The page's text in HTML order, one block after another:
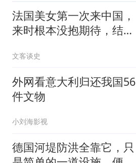
法国美女第一次来中国，
来时根本没抱期待，结果
文客谈史
外网看意大利归还我国56
件文物
小刘海影视
德国河堤防洪全靠它，只